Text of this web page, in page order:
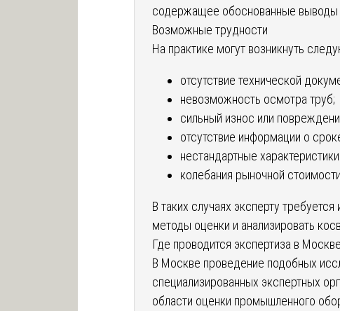
содержащее обоснованные выводы
Возможные трудности
На практике могут возникнуть
отсутствие технической
невозможность осмотра труб;
сильный износ или
отсутствие информации о
нестандартные
колебания рыночной
В таких случаях эксперту
методы оценки и анализировать
Где проводится экспертиза в Москве
В Москве проведение подобных
специализированных экспертных
области оценки промышленного